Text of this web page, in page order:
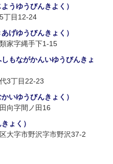
うゆうびんきよく）
丁目12-24
げゆうびんきょく）
家字縄手下1-15
もながかんいゆうびんきょ
3丁目22-23
いゆうびんきょく）
向字間ノ田16
ょく）
大字市野沢字市野沢37-2